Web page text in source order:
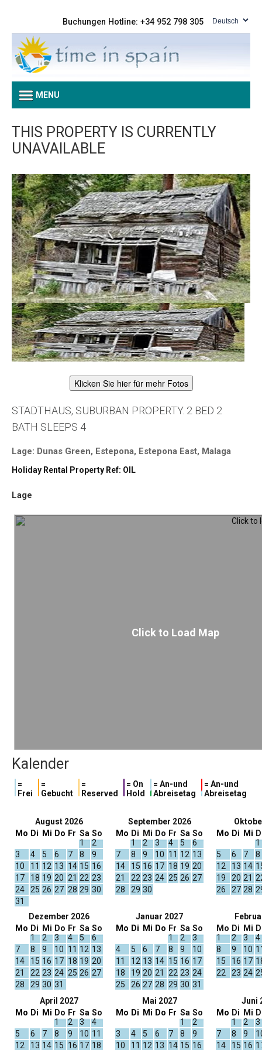
Buchungen Hotline: +34 952 798 305
MENU
THIS PROPERTY IS CURRENTLY
UNAVAILABLE
Klicken Sie hier für mehr Fotos
STADTHAUS, SUBURBAN PROPERTY. 2 BED 2
BATH SLEEPS 4
Lage: Dunas Green, Estepona, Estepona East, Malaga
Holiday Rental Property Ref: OIL
Lage
Click to Load Map
Kalender
=
Frei
=
Gebucht
=
Reserved
= On
Hold
= An-und
Abreisetag
= An-und
Abreisetag
August 2026
Mo Di Mi Do Fr Sa
1
So
2
3
4 5 6 7 8
9
10
11 12 13 14 15 16
17
18 19 20 21 22 23
24
25 26 27 28 29 30
31
September 2026
Mo Di
1
Mi
2
Do
3
Fr
4
Sa
5
So
6
7
8 9 10 11 12 13
14
15 16 17 18 19 20
21
22 23 24 25 26 27
28
29 30
Mo Di Mi
1
5
6 7
8
12
13 14
19
20 21
26
27 28
Dezember 2026
Mo Di
1
Mi
2
Do
3
Fr
4
Sa
5
So
6
7
8 9 10 11 12 13
14
15 16 17 18 19 20
21
22 23 24 25 26 27
28
29 30 31
Januar 2027
Mo Di Mi Do Fr
1
Sa
2
So
3
4
5 6 7 8 9
10
11
12 13 14 15 16 17
18
19 20 21 22 23 24
25
26 27 28 29 30 31
Mo
1
Di
2
Mi
3
4
8
9 10
15
16 17
22
23 24
April 2027
Mo Di Mi Do
1
Fr
2
Sa
3
So
4
5
6 7 8 9 10 11
12
13 14 15 16 17 18
Mai 2027
Mo Di Mi Do Fr Sa
1
So
2
3
4 5 6 7 8
9
10
11 12 13 14 15 16
Juni
Mo Di
1
Mi
2
3
7
8 9
14
15 16